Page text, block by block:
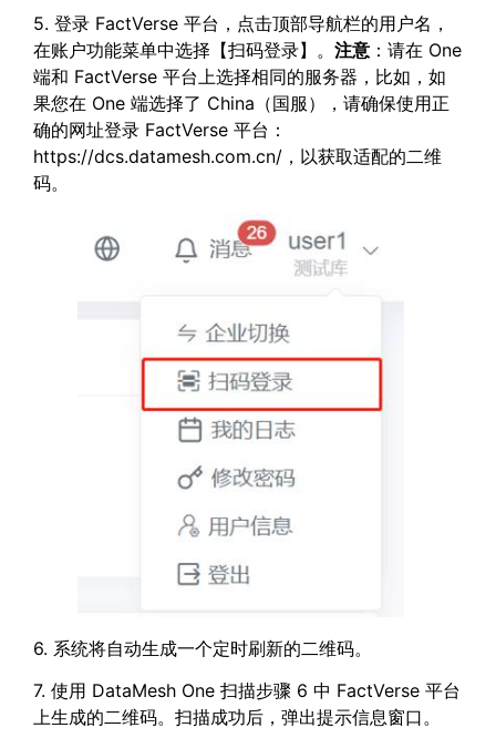
5. 登录 FactVerse 平台，点击顶部导航栏的用户名，
在账户功能菜单中选择【扫码登录】。 注意 ：请在 One
端和 FactVerse 平台上选择相同的服务器，比如，如
果您在 One 端选择了 China（国服），请确保使用正
确的网址登录 FactVerse 平台：
https://dcs.datamesh.com.cn/，以获取适配的二维
码。
6. 系统将自动生成一个定时刷新的二维码。
7. 使用 DataMesh One 扫描步骤 6 中 FactVerse 平台
上生成的二维码。扫描成功后，弹出提示信息窗口。